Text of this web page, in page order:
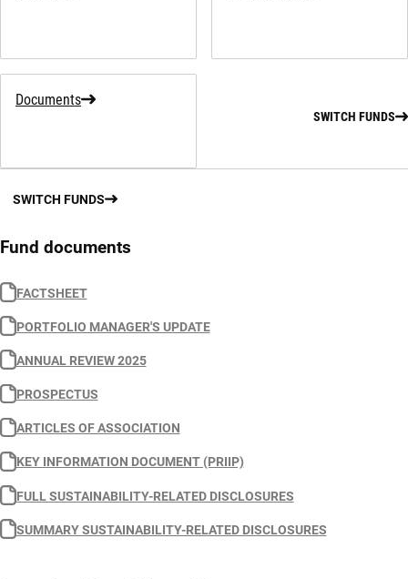
Documents
SWITCH FUNDS
SWITCH FUNDS
Fund documents
FACTSHEET
PORTFOLIO MANAGER'S UPDATE
ANNUAL REVIEW 2025
PROSPECTUS
ARTICLES OF ASSOCIATION
KEY INFORMATION DOCUMENT (PRIIP)
FULL SUSTAINABILITY-RELATED DISCLOSURES
SUMMARY SUSTAINABILITY-RELATED DISCLOSURES